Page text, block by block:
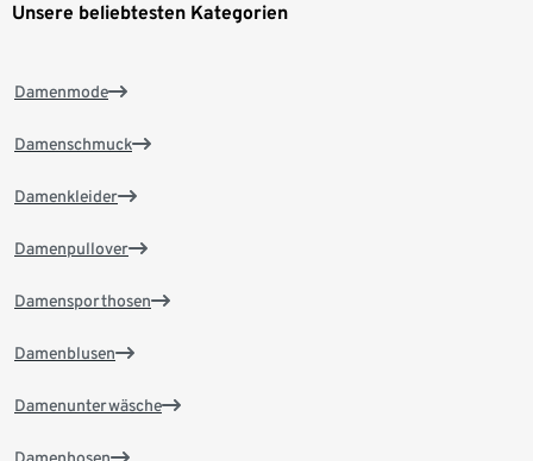
Unsere beliebtesten Kategorien
Damenmode
Damenschmuck
Damenkleider
Damenpullover
Damensporthosen
Damenblusen
Damenunterwäsche